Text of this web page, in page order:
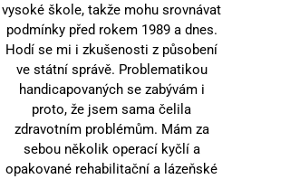
vysoké škole, takže mohu srovnávat
podmínky před rokem 1989 a dnes.
Hodí se mi i zkušenosti z působení
ve státní správě. Problematikou
handicapovaných se zabývám i
proto, že jsem sama čelila
zdravotním problémům. Mám za
sebou několik operací kyčlí a
opakované rehabilitační a lázeňské